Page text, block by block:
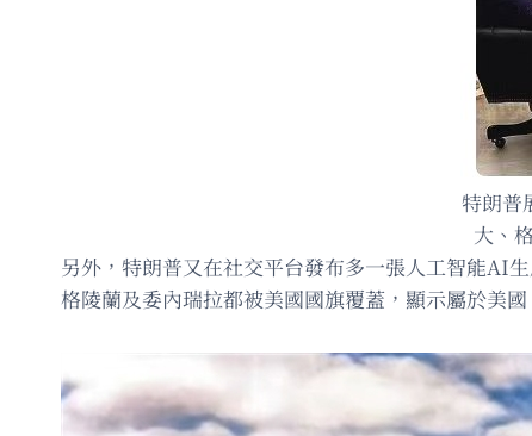
特朗普
大、
另外，特朗普又在社交平台發布多一張人工智能AI
格陵蘭及委內瑞拉都被美國國旗覆蓋，顯示屬於美國